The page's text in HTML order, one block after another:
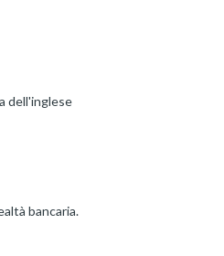
dell'inglese
bancaria.